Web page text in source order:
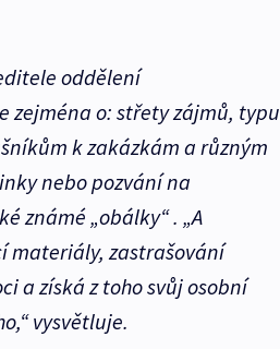
oddělení
zejména o: střety zájmů, typu
k zakázkám a různým
nebo pozvání na
známé „obálky“ . „A
materiály, zastrašování
a získá z toho svůj osobní
vysvětluje.